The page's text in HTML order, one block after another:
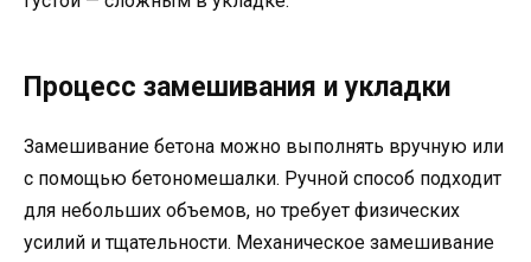
Процесс замешивания и укладки
Замешивание бетона можно выполнять вручную или
с помощью бетономешалки. Ручной способ подходит
для небольших объемов, но требует физических
усилий и тщательности. Механическое замешивание